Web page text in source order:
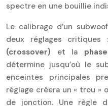
spectre en une bouillie
Le calibrage d’un
deux réglages critiques
(crossover) et la phase
détermine jusqu’où le
enceintes principales
réglage créera un « trou »
de jonction. Une règle